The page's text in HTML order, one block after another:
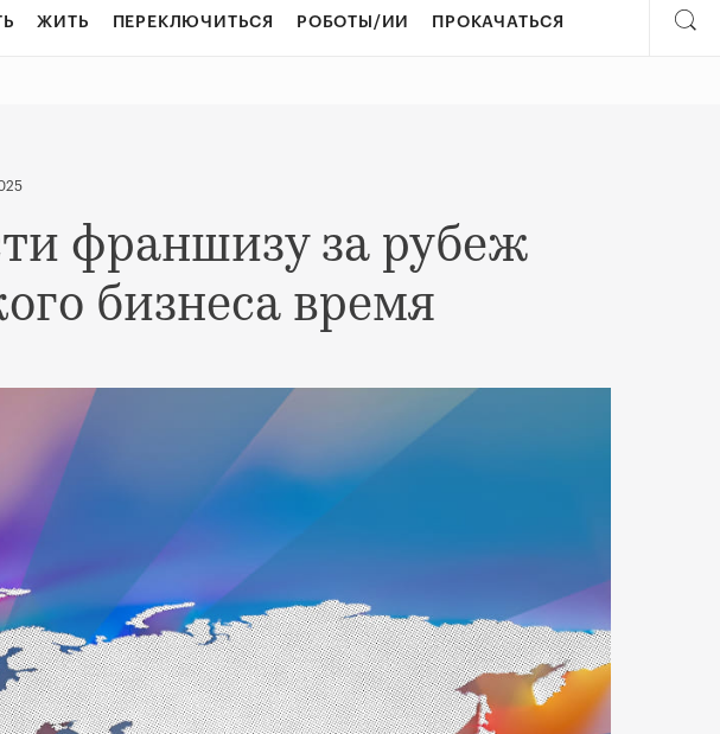
ЖИТЬ ПЕРЕКЛЮЧИТЬСЯ РОБОТЫ/ИИ ПРОКАЧАТЬСЯ
франшизу за рубеж
бизнеса время